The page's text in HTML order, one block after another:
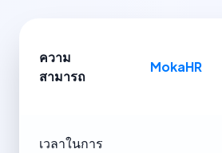
ความ
สามารถ
MokaHR
เวลาในการ